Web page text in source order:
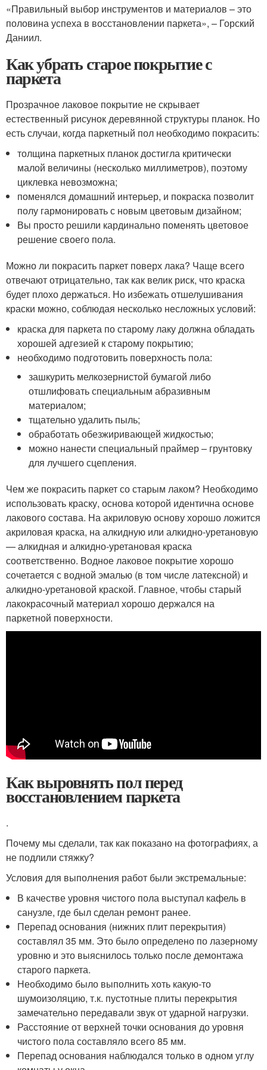
«Правильный выбор инструментов и материалов – это
половина успеха в восстановлении паркета», – Горский
Даниил.
Как убрать старое покрытие с
паркета
Прозрачное лаковое покрытие не скрывает
естественный рисунок деревянной структуры планок. Но
есть случаи, когда паркетный пол необходимо покрасить:
толщина паркетных планок достигла критически
малой величины (несколько миллиметров), поэтому
циклевка невозможна;
поменялся домашний интерьер, и покраска позволит
полу гармонировать с новым цветовым дизайном;
Вы просто решили кардинально поменять цветовое
решение своего пола.
Можно ли покрасить паркет поверх лака? Чаще всего
отвечают отрицательно, так как велик риск, что краска
будет плохо держаться. Но избежать отшелушивания
краски можно, соблюдая несколько несложных условий:
краска для паркета по старому лаку должна обладать
хорошей адгезией к старому покрытию;
необходимо подготовить поверхность пола:
зашкурить мелкозернистой бумагой либо
отшлифовать специальным абразивным
материалом;
тщательно удалить пыль;
обработать обезжиривающей жидкостью;
можно нанести специальный праймер – грунтовку
для лучшего сцепления.
Чем же покрасить паркет со старым лаком? Необходимо
использовать краску, основа которой идентична основе
лакового состава. На акриловую основу хорошо ложится
акриловая краска, на алкидную или алкидно-уретановую
— алкидная и алкидно-уретановая краска
соответственно. Водное лаковое покрытие хорошо
сочетается с водной эмалью (в том числе латексной) и
алкидно-уретановой краской. Главное, чтобы старый
лакокрасочный материал хорошо держался на
паркетной поверхности.
Как выровнять пол перед
восстановлением паркета
.
Почему мы сделали, так как показано на фотографиях, а
не подлили стяжку?
Условия для выполнения работ были экстремальные:
В качестве уровня чистого пола выступал кафель в
санузле, где был сделан ремонт ранее.
Перепад основания (нижних плит перекрытия)
составлял 35 мм. Это было определено по лазерному
уровню и это выяснилось только после демонтажа
старого паркета.
Необходимо было выполнить хоть какую-то
шумоизоляцию, т.к. пустотные плиты перекрытия
замечательно передавали звук от ударной нагрузки.
Расстояние от верхней точки основания до уровня
чистого пола составляло всего 85 мм.
Перепад основания наблюдался только в одном углу